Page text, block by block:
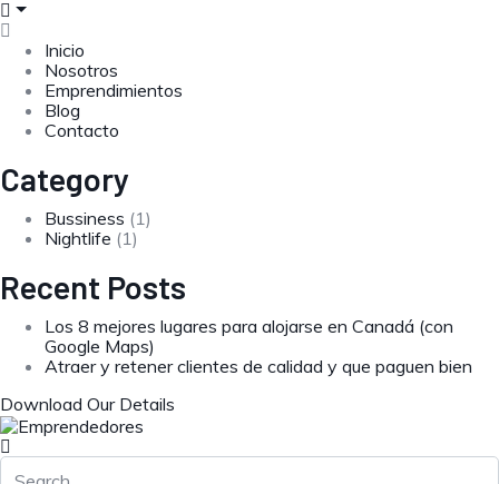
Inicio
Nosotros
Emprendimientos
Blog
Contacto
Category
Bussiness (1)
Nightlife (1)
Recent Posts
Los 8 mejores lugares para alojarse en Canadá (con
Google Maps)
Atraer y retener clientes de calidad y que paguen bien
Download Our Details